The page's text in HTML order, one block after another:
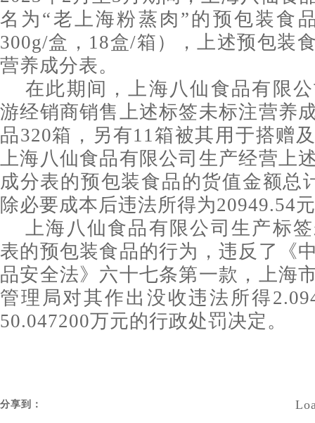
名为“老上海粉蒸肉”的预包装食
300g/盒，18盒/箱），上述预包装
营养成分表。
在此期间，上海八仙食品有限
游经销商销售上述标签未标注营养
品320箱，另有11箱被其用于搭赠
上海八仙食品有限公司生产经营上
成分表的预包装食品的货值金额总
除必要成本后违法所得为20949.54
上海八仙食品有限公司生产标
表的预包装食品的行为，违反了《
品安全法》六十七条第一款，上海
管理局对其作出没收违法所得
50.047200万元的行政处罚决定。
分享到：